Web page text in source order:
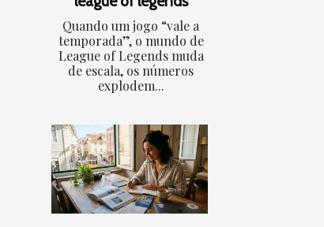
Quando um jogo “vale a
temporada”, o mundo de
League of Legends muda
de escala, os números
explodem...